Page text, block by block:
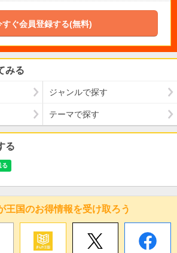
すぐ会員登録する(無料)
みる
ジャンルで探す
テーマで探す
る
王国のお得情報を受け取ろう